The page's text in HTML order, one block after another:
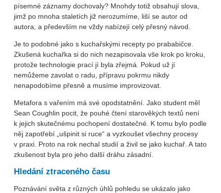
písemné záznamy dochovaly? Mnohdy totiž obsahují slova,
jimž po mnoha staletích již nerozumíme, liší se autor od
autora, a především ne vždy nabízejí celý přesný návod.
Je to podobné jako s kuchařskými recepty po prababičce.
Zkušená kuchařka si do nich nezapisovala vše krok po kroku,
protože technologie prací jí byla zřejmá. Pokud už jí
nemůžeme zavolat o radu, přípravu pokrmu nikdy
nenapodobíme přesně a musíme improvizovat.
Metafora s vařením má své opodstatnění. Jako student měl
Sean Coughlin pocit, že pouhé čtení starověkých textů není
k jejich skutečnému pochopení dostatečné. K tomu bylo podle
něj zapotřebí „ušpinit si ruce“ a vyzkoušet všechny procesy
v praxi. Proto na rok nechal studií a živil se jako kuchař. A tato
zkušenost byla pro jeho další dráhu zásadní.
Hledání ztraceného času
Poznávání světa z různých úhlů pohledu se ukázalo jako